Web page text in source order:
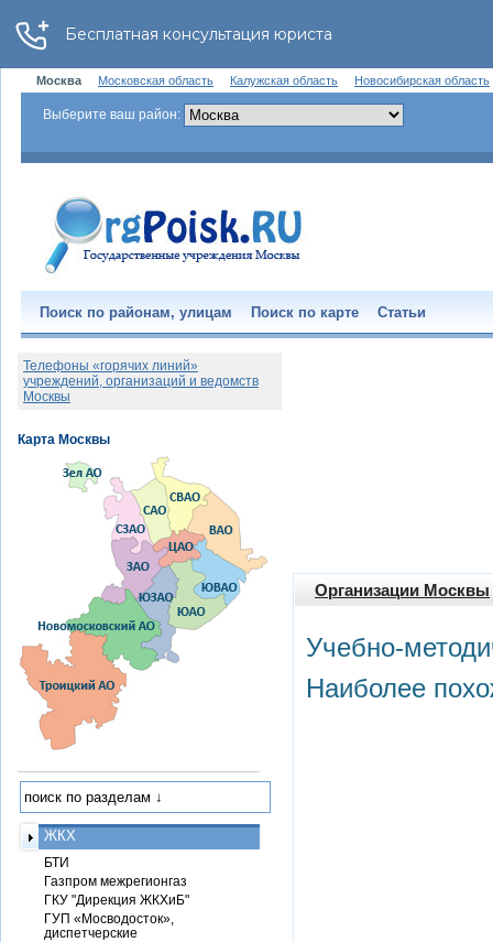
Москва Московская область Калужская область Новосибирская область
Выберите ваш район:
Поиск по районам, улицам Поиск по карте Статьи
Организации Москвы
Учебно-
Наиболее
Телефоны «горячих линий»
учреждений, организаций и ведомств
Москвы
ЖКХ
БТИ
Газпром межрегионгаз
ГКУ "Дирекция ЖКХиБ"
ГУП «Мосводосток»,
диспетчерские